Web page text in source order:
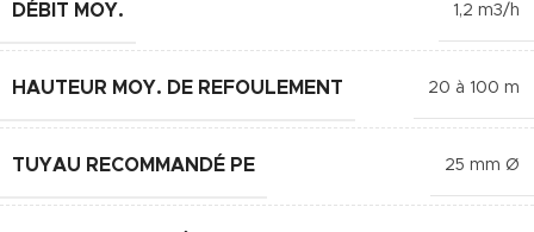
DÉBIT MOY. 1,2 m3/h
HAUTEUR MOY. DE REFOULEMENT 20 à 100 m
TUYAU RECOMMANDÉ PE 25 mm Ø